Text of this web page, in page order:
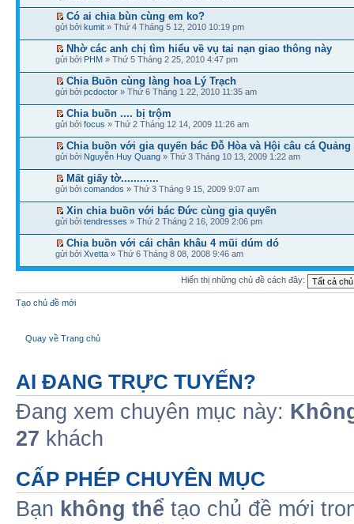
Có ai chia bùn cùng em ko?
gửi bởi kumit » Thứ 4 Tháng 5 12, 2010 10:19 pm
Nhờ các anh chị tìm hiểu về vụ tai nạn giao thông này
gửi bởi PHM » Thứ 5 Tháng 2 25, 2010 4:47 pm
Chia Buồn cùng làng hoa Lý Trạch
gửi bởi pcdoctor » Thứ 6 Tháng 1 22, 2010 11:35 am
Chia buồn .... bị trộm
gửi bởi focus » Thứ 2 Tháng 12 14, 2009 11:26 am
Chia buồn với gia quyến bác Đỗ Hòa và Hội câu cá Quảng
gửi bởi Nguyễn Huy Quang » Thứ 3 Tháng 10 13, 2009 1:22 am
Mất giấy tờ............
gửi bởi comandos » Thứ 3 Tháng 9 15, 2009 9:07 am
Xin chia buồn với bác Đức cùng gia quyến
gửi bởi tendresses » Thứ 2 Tháng 2 16, 2009 2:06 pm
Chia buồn với cái chân khâu 4 mũi dúm dó
gửi bởi Xvetta » Thứ 6 Tháng 8 08, 2008 9:46 am
Hiển thị những chủ đề cách đây:
Tạo chủ đề mới
Quay về Trang chủ
AI ĐANG TRỰC TUYẾN?
Đang xem chuyên mục này:
27 khách
CẤP PHÉP CHUYÊN MỤC
Bạn không thể tạo chủ đề mới